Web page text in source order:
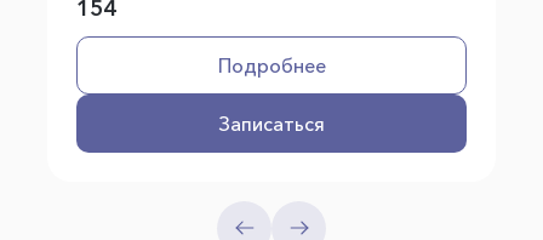
154
Подробнее
Записаться